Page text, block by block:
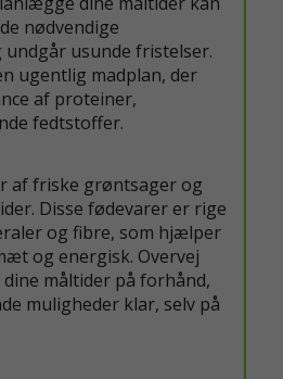
nødvendige
usunde fristelser.
ugentlig madplan, der
af proteiner,
fedtstoffer.
af friske grøntsager og
Disse fødevarer er rige
og fibre, som hjælper
og energisk. Overvej
måltider på forhånd,
muligheder klar, selv på